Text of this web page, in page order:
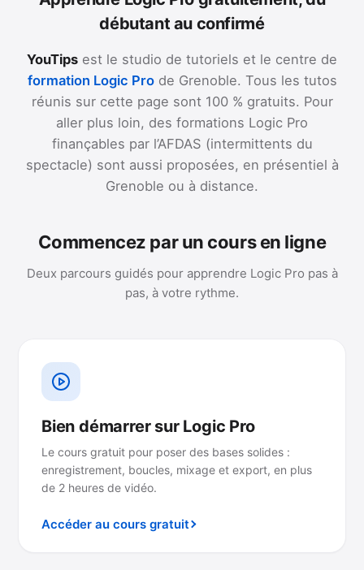
débutant au confirmé
YouTips est le studio de tutoriels et le centre de
formation Logic Prode Grenoble. Tous les tutos
réunis sur cette page sont 100 % gratuits. Pour
aller plus loin, des formations Logic Pro
finançables par l’AFDAS (intermittents du
spectacle) sont aussi proposées, en présentiel à
Grenoble ou à distance.
Commencez par un cours en ligne
Deux parcours guidés pour apprendre Logic Pro pas à
pas, à votre rythme.
Bien démarrer sur Logic Pro
Le cours gratuit pour poser des bases solides :
enregistrement, boucles, mixage et export, en plus
de 2 heures de vidéo.
Accéder au cours gratuit